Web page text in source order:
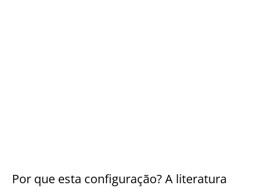
Por que esta configuração? A literatura